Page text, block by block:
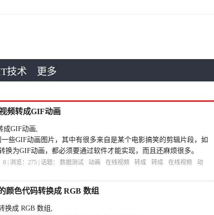
技术 更多
频转成GIF动画
成GIF动画,
些GIF动画图片，其中有很多来自是某个电影搞笑的剪辑片段，如
换为GIF动画，都必须要通过软件才能实现，而且还麻烦很多。
0 | 浏览：275 | 话题： 数据测试 动画 在线视频 转成 转成 在线视频
动
颜色代码转换成 RGB 数组
换成 RGB 数组,